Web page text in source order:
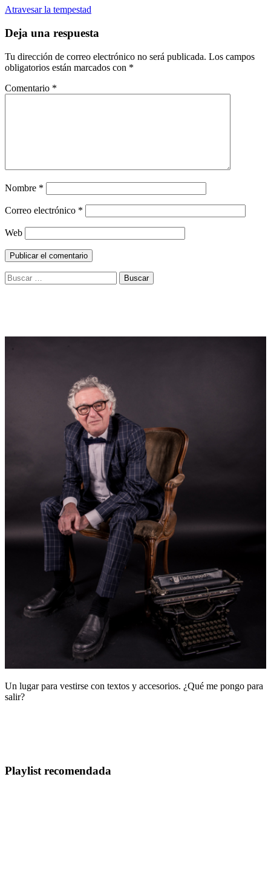
Atravesar la tempestad
Deja una respuesta
Tu dirección de correo electrónico no será publicada. Los campos
obligatorios están marcados con *
Comentario *
Nombre *
Correo electrónico *
Web
Buscar:
Un lugar para vestirse con textos y accesorios. ¿Qué me pongo para
salir?
Playlist recomendada